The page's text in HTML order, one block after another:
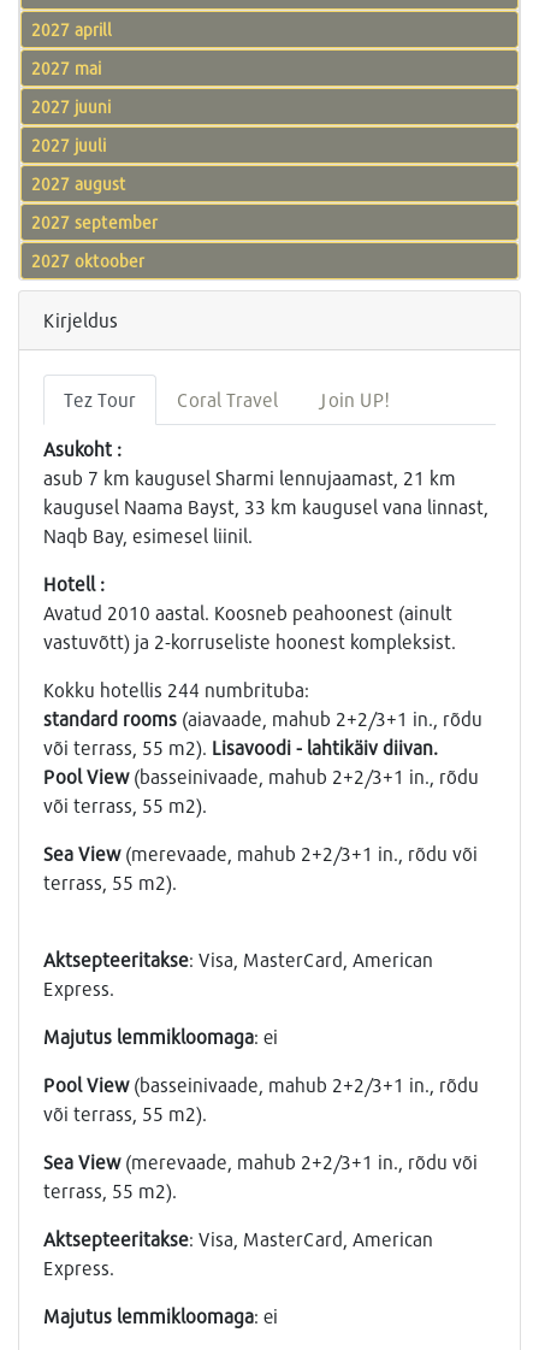
2027 aprill
2027 mai
2027 juuni
2027 juuli
2027 august
2027 september
2027 oktoober
Kirjeldus
Tez Tour Coral Travel Join UP!
Asukoht :
asub 7 km kaugusel Sharmi lennujaamast, 21 km
kaugusel Naama Bayst, 33 km kaugusel vana linnast,
Naqb Bay, esimesel liinil.
Hotell :
Avatud 2010 aastal. Koosneb peahoonest (ainult
vastuvõtt) ja 2-korruseliste hoonest kompleksist.
Kokku hotellis 244 numbrituba:
standard rooms (aiavaade, mahub 2+2/3+1 in., rõdu
või terrass, 55 m2). Lisavoodi - lahtikäiv diivan.
Pool View(basseinivaade, mahub 2+2/3+1 in., rõdu
või terrass, 55 m2).
Sea View(merevaade, mahub 2+2/3+1 in., rõdu või
terrass, 55 m2).
Aktsepteeritakse: Visa, MasterCard, American
Express.
Majutus lemmikloomaga: еi
Pool View(basseinivaade, mahub 2+2/3+1 in., rõdu
või terrass, 55 m2).
Sea View(merevaade, mahub 2+2/3+1 in., rõdu või
terrass, 55 m2).
Aktsepteeritakse: Visa, MasterCard, American
Express.
Majutus lemmikloomaga: еi